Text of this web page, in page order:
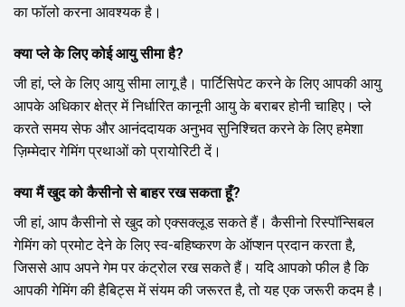
का फॉलो करना आवश्यक है।
क्या प्ले के लिए कोई आयु सीमा है?
जी हां, प्ले के लिए आयु सीमा लागू है। पार्टिसिपेट करने के लिए आपकी आयु
आपके अधिकार क्षेत्र में निर्धारित कानूनी आयु के बराबर होनी चाहिए। प्ले
करते समय सेफ और आनंददायक अनुभव सुनिश्चित करने के लिए हमेशा
ज़िम्मेदार गेमिंग प्रथाओं को प्रायोरिटी दें।
क्या मैं खुद को कैसीनो से बाहर रख सकता हूँ?
जी हां, आप कैसीनो से खुद को एक्सक्लूड सकते हैं। कैसीनो रिस्पॉन्सिबल
गेमिंग को प्रमोट देने के लिए स्व-बहिष्करण के ऑप्शन प्रदान करता है,
जिससे आप अपने गेम पर कंट्रोल रख सकते हैं। यदि आपको फील है कि
आपकी गेमिंग की हैबिट्स में संयम की जरूरत है, तो यह एक जरूरी कदम है।